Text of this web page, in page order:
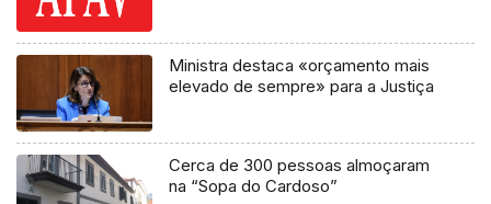
Ministra destaca «orçamento mais
elevado de sempre» para a Justiça
Cerca de 300 pessoas almoçaram
na “Sopa do Cardoso”